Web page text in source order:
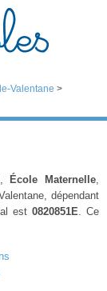
Valentane >
École Maternelle,
dépendant
est 0820851E. Ce